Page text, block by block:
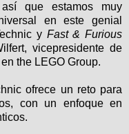
que estamos muy
en este genial
y Fast & Furious
vicepresidente de
the LEGO Group.
ofrece un reto para
con un enfoque en